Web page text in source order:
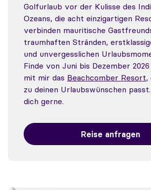
Golfurlaub vor der Kulisse des
Ozeans, die acht einzigartigen
verbinden mauritische
traumhaften Stränden,
und unvergesslichen
Finde von Juni bis Dezember
mit mir das Beachcomber Resort,
zu deinen Urlaubswünschen
dich gerne.
Reise anfragen